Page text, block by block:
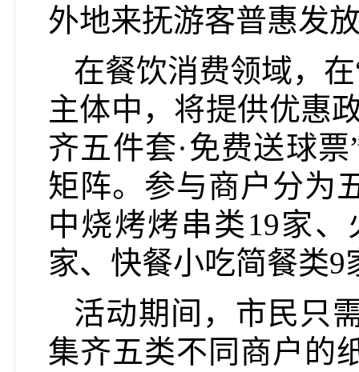
外地来抚游客普惠发
在餐饮消费领域，
主体中，将提供优惠
齐五件套·免费送球
矩阵。参与商户分为
中烧烤烤串类19家
家、快餐小吃简餐类
活动期间，市民只
集齐五类不同商户的